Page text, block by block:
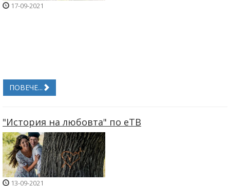
17-09-2021
ПОВЕЧЕ...
"История на любовта" по еТВ
13-09-2021